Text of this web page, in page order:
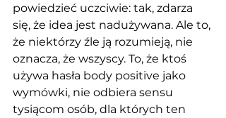
powiedzieć uczciwie: tak, zdarza
się, że idea jest nadużywana. Ale to,
że niektórzy źle ją rozumieją, nie
oznacza, że wszyscy. To, że ktoś
używa hasła body positive jako
wymówki, nie odbiera sensu
tysiącom osób, dla których ten